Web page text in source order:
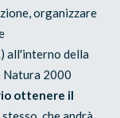
organizzare
all'interno della
Natura 2000
ottenere il